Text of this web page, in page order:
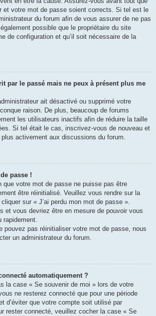
et votre mot de passe soient corrects. Si tel est le
du forum afin de vous assurer de ne pas
possible que le propriétaire du site
de configuration et qu’il soit nécessaire de la
par le passé mais ne peux à présent plus me
ait désactivé ou supprimé votre
raison. De plus, beaucoup de forums
les utilisateurs inactifs afin de réduire la taille
Si tel était le cas, inscrivez-vous de nouveau et
activement aux discussions du forum.
passe !
que votre mot de passe ne puisse pas être
être réinitialisé. Veuillez vous rendre sur la
sur « J’ai perdu mon mot de passe ».
et vous devriez être en mesure de pouvoir vous
rapidement.
pouvez pas réinitialiser votre mot de passe, nous
un administrateur du forum.
automatiquement ?
la case « Se souvenir de moi » lors de votre
ne resterez connecté que pour une période
d’éviter que votre compte soit utilisé par
rester connecté, veuillez cocher la case « Se